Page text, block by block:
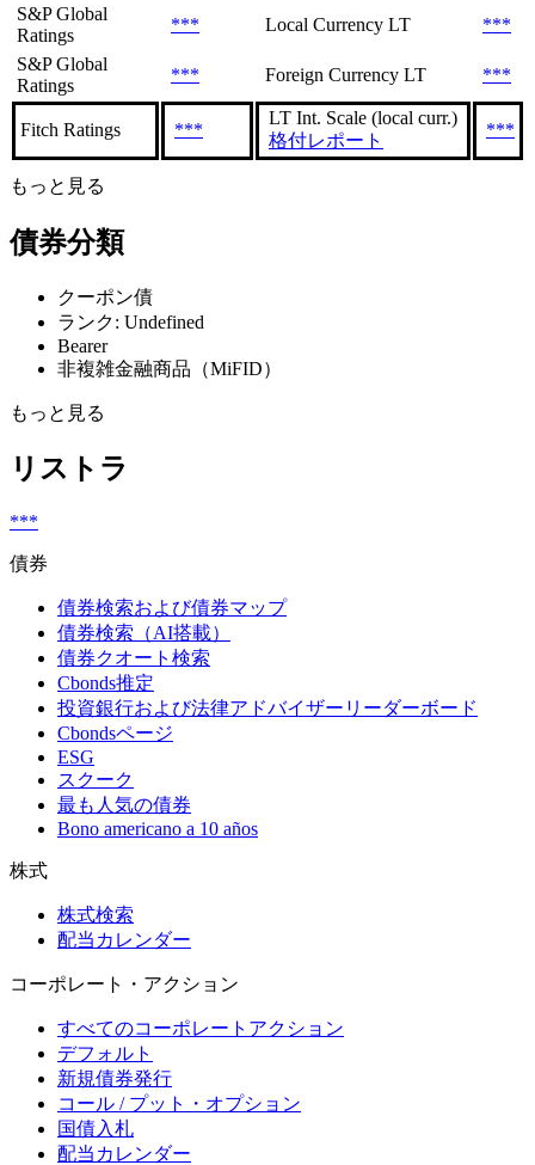
S&P Global
Ratings
*** Local Currency LT
***
S&P Global
Ratings
*** Foreign Currency LT ***
Fitch Ratings ***
LT Int. Scale (local curr.)
格付レポート
***
もっと見る
債券分類
クーポン債
ランク: Undefined
Bearer
非複雑金融商品（MiFID）
もっと見る
リストラ
***
債券
債券検索および債券マップ
債券検索（AI搭載）
債券クオート検索
Cbonds推定
投資銀行および法律アドバイザーリーダーボード
Cbondsページ
ESG
スクーク
最も人気の債券
Bono americano a 10 años
株式
株式検索
配当カレンダー
コーポレート・アクション
すべてのコーポレートアクション
デフォルト
新規債券発行
コール / プット・オプション
国債入札
配当カレンダー